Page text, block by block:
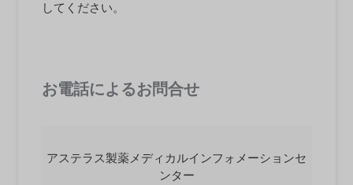
してください。
お電話によるお問合せ
アステラス製薬メディカルインフォメーションセ
ンター